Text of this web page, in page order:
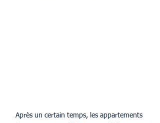
Après un certain temps, les appartements